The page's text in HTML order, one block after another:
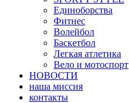
Единоборства
Фитнес
Волейбол
Баскетбол
Легкая атлетика
Вело и мотоспорт
НОВОСТИ
наша миссия
контакты